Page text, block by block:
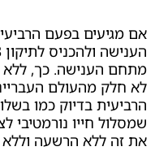
בפעם הרביעית, זה
הענישה
כך, ללא כל
מהעולם העברייני,
בדיוק כמו בשלוש
נורמטיבי לצד
הרשעה וללא רישום